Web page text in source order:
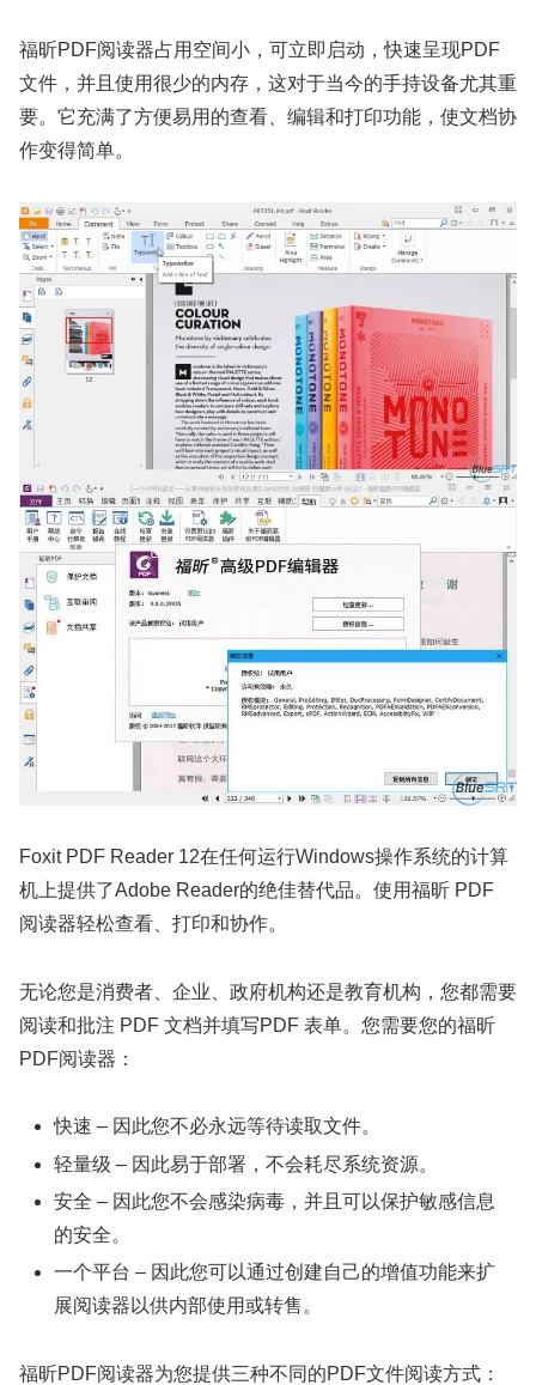
福昕PDF阅读器占用空间小，可立即启动，快速呈现PDF
文件，并且使用很少的内存，这对于当今的手持设备尤其重
要。它充满了方便易用的查看、编辑和打印功能，使文档协
作变得简单。
Foxit PDF Reader 12在任何运行Windows操作系统的计算
机上提供了Adobe Reader的绝佳替代品。使用福昕 PDF
阅读器轻松查看、打印和协作。
无论您是消费者、企业、政府机构还是教育机构，您都需要
阅读和批注 PDF 文档并填写PDF 表单。您需要您的福昕
PDF阅读器：
快速 – 因此您不必永远等待读取文件。
轻量级 – 因此易于部署，不会耗尽系统资源。
安全 – 因此您不会感染病毒，并且可以保护敏感信息
的安全。
一个平台 – 因此您可以通过创建自己的增值功能来扩
展阅读器以供内部使用或转售。
福昕PDF阅读器为您提供三种不同的PDF文件阅读方式：